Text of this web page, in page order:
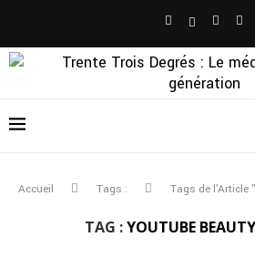
Accueil Tags : Tags de l'Article
TAG :YOUTUBE